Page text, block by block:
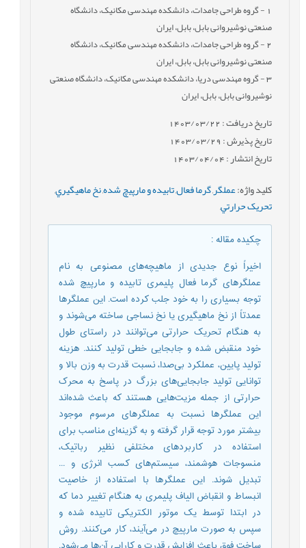
- گروه طراحی جامدات، دانشکده مهندسی مکانیک، دانشگاه
صنعتی نوشیروانی بابل، بابل، ایران
2- گروه طراحی جامدات، دانشکده مهندسی مکانیک، دانشگاه
صنعتی نوشیروانی بابل، بابل، ایران
3- گروه مهندسی دریا، دانشکده مهندسی مکانیک، دانشگاه صنعتی
نوشیروانی بابل، بابل، ایران
تاریخ دریافت : 1403/03/22
تاریخ پذیرش : 1403/03/29
تاریخ انتشار : 1403/04/04
کلید واژه:عملگر,گرما فعال,تابيده و مارپيچ شده,نخ ماهيگيري,
تحريک حرارتي,
چکیده مقاله:
اخیراً نوع جدیدی از ماهیچه‌های مصنوعی به نام
عملگرهای گرما فعال پلیمری تابیده و مارپیچ شده
توجه بسیاری را به خود جلب کرده است. این عملگرها
عمدتاً از نخ ماهیگیری یا نخ نساجی ساخته می‌شوند و
به هنگام تحریک حرارتی می‌توانند در راستای طول
خود منقبض شده و جابجایی خطی تولید کنند. هزینه
تولید پایین، عملکرد بی‌صدا، نسبت قدرت به وزن بالا و
توانایی تولید جابجایی‌های بزرگ در پاسخ به محرک
حرارتی از جمله مزیت‌هایی هستند که باعث شده‌اند
این عملگرها نسبت به عملگرهای مرسوم موجود
بیشتر مورد توجه قرار گرفته و به گزینه‌ای مناسب برای
استفاده در کاربردهای مختلفی نظیر رباتیک،
منسوجات هوشمند، سیستم‌های کسب انرژی و ...
تبدیل شوند. این عملگرها با استفاده از خاصیت
انبساط و انقباض الیاف پلیمری به هنگام تغییر دما که
در ابتدا توسط یک موتور الکتریکی تابیده شده و
سپس به صورت مارپیچ در می‌آیند، کار می‌کنند. روش